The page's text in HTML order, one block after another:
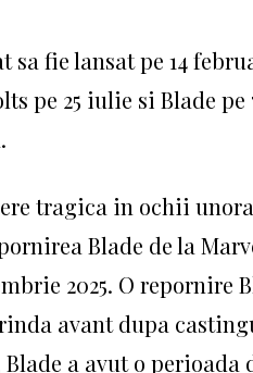
fie lansat pe 14
pe 25 iulie si Blade
tragica in ochii
Blade de la
2025. O repornire
avant dupa
a avut o perioada